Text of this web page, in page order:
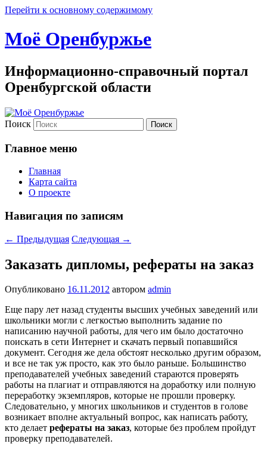
Перейти к основному содержимому
Моё Оренбуржье
Информационно-справочный портал
Оренбургской области
Поиск
Главное меню
Главная
Карта сайта
О проекте
Навигация по записям
← Предыдущая Следующая →
Заказать дипломы, рефераты на заказ
Опубликовано 16.11.2012 автором admin
Еще пару лет назад студенты высших учебных заведений или
школьники могли с легкостью выполнить задание по
написанию научной работы, для чего им было достаточно
поискать в сети Интернет и скачать первый попавшийся
документ. Сегодня же дела обстоят несколько другим образом,
и все не так уж просто, как это было раньше. Большинство
преподавателей учебных заведений стараются проверять
работы на плагиат и отправляются на доработку или полную
переработку экземпляров, которые не прошли проверку.
Следовательно, у многих школьников и студентов в голове
возникает вполне актуальный вопрос, как написать работу,
кто делает рефераты на заказ, которые без проблем пройдут
проверку преподавателей.